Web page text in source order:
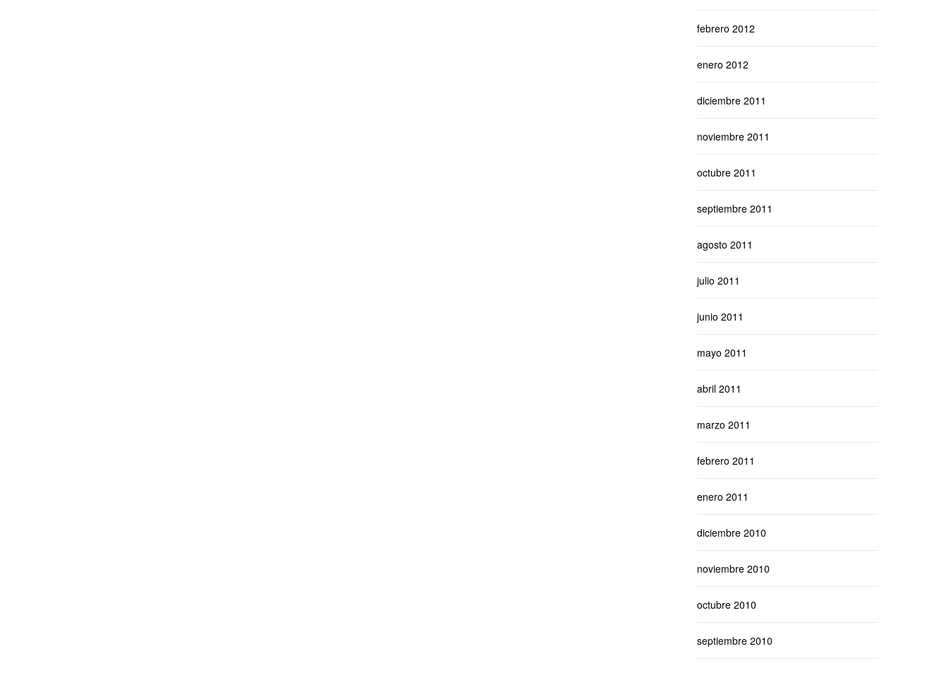
febrero 2012
enero 2012
diciembre 2011
noviembre 2011
octubre 2011
septiembre 2011
agosto 2011
julio 2011
junio 2011
mayo 2011
abril 2011
marzo 2011
febrero 2011
enero 2011
diciembre 2010
noviembre 2010
octubre 2010
septiembre 2010